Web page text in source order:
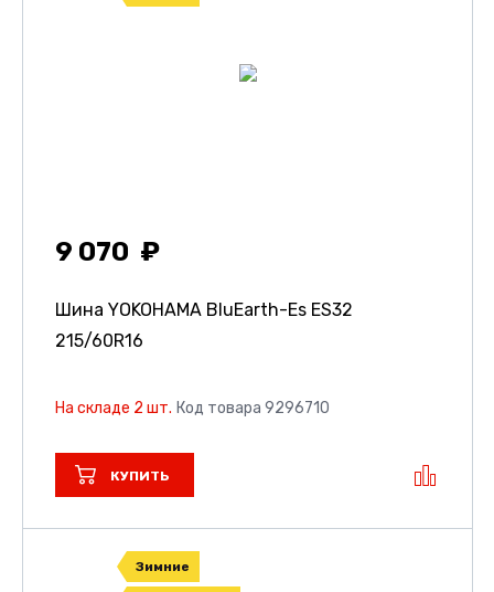
9 070
Шина YOKOHAMA BluEarth-Es ES32
215/60R16
На складе 2 шт. Код товара 9296710
КУПИТЬ
Зимние